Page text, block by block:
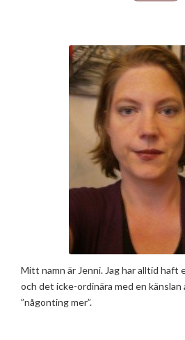
Mitt namn är Jenni. Jag har alltid haft
och det icke-ordinära med en
”någonting mer”.